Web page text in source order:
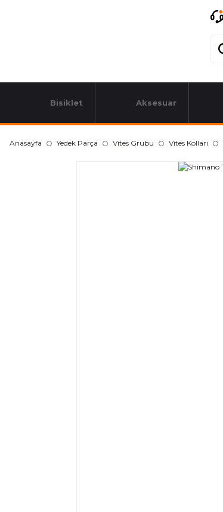
Bisiklet Aksesuar
Anasayfa Yedek Parça Vites Grubu Vites Kolları